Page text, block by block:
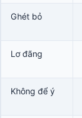
Ghét bỏ
Lơ đãng
Không để ý